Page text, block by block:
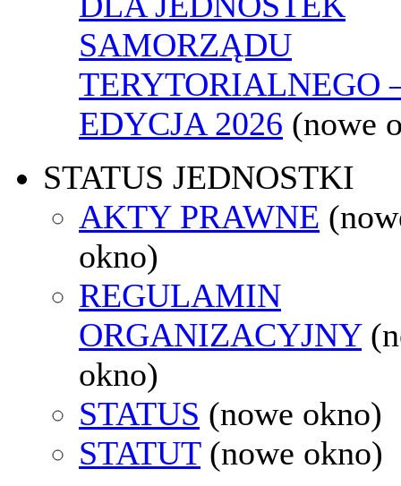
SAMORZĄDU
TERYTORIALNEGO
EDYCJA 2026 (nowe
STATUS JEDNOSTKI
AKTY PRAWNE
okno)
REGULAMIN
ORGANIZACYJNY
okno)
STATUS (nowe okno)
STATUT (nowe okno)